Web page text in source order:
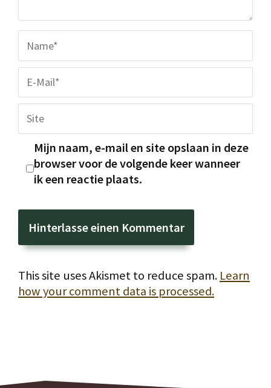
Mail
Platz
Mijn naam, e-mail en site opslaan in deze
browser voor de volgende keer wanneer
ik een reactie plaats.
This site uses Akismet to reduce spam. Learn
how your comment data is processed.